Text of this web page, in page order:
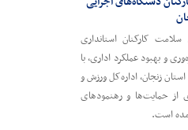
کارکنان استانداری
و بهبود عملکرد اداری، با
زنجان، اداره‌کل ورزش و
از حمایت‌ها و رهنمودهای
است.